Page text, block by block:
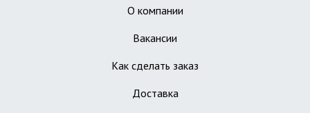
О компании
Вакансии
Как сделать заказ
Доставка